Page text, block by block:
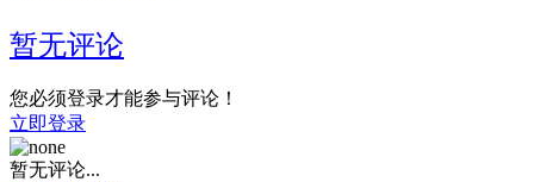
暂无评论
您必须登录才能参与评论！
立即登录
暂无评论...